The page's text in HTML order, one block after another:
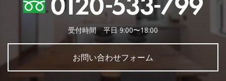
受付時間 平日 9:00〜18:00
お問い合わせフォーム